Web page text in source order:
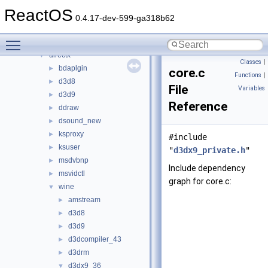
ReactOS 0.4.17-dev-599-ga318b62
► 3rdparty
▼ directx
► bdaplgin
► d3d8
► d3d9
► ddraw
► dsound_new
► ksproxy
► ksuser
► msdvbnp
► msvidctl
▼ wine
► amstream
► d3d8
► d3d9
► d3dcompiler_43
► d3drm
▼ d3dx9_36
Classes |
Functions |
Variables
core.c
File
Reference
#include
"d3dx9_private.h"
Include dependency
graph for core.c: